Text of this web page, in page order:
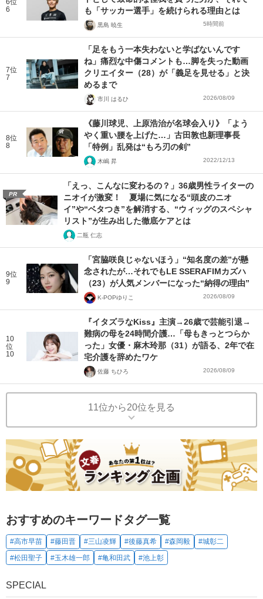
6位
6
も「サッカー選手」を続けられる理由とは
黒島 暁生 5時間前
7位
7
「足をもう一本失わないと学ばないんです
ね」痛烈な中傷コメントも…脚を失った動画
クリエイター（28）が「義足を見せる」と決
めるまで
市川 はるひ 2026/08/09
8位
8
《藤川球児、上原浩治が名球会入り》「よう
やく重い腰を上げた…」古田敦也新理事長
「特例」乱発は“もろ刃の剣”
木嶋 昇 2022/12/13
PR
「えっ、こんなに変わるの？」36歳男性ライターの
ニオイが激変！ 夏場に気になる“頭皮のニオ
イ”や“ベタつき”を解消する、“ウィッグのスペシャ
リスト”が生み出した徹底ケアとは
二瓶 仁志
9位
9
「宮脇咲良じゃないほう」“知名度の差”が懸
念されたが…それでもLE SSERAFIMカズハ
（23）が人気メンバーになった“納得の理由”
K-POPゆりこ 2026/08/09
10
位
10
『イタズラなKiss』主演→26歳で芸能引退→
難病の母を24時間介護…「母もきっとつらか
った」女優・麻木玲那（31）が語る、2年で在
宅介護を辞めたワケ
佐藤 ちひろ 2026/08/09
11位から20位を見る
おすすめのキーワードタグ一覧
#高市早苗 #藤田晋 #三山凌輝 #後藤真希 #森岡毅
#城彰二
#松田聖子
#玉木雄一郎 #亀和田武 #池上彰
SPECIAL